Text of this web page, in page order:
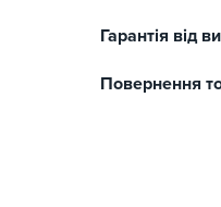
Гарантія від
Повернення